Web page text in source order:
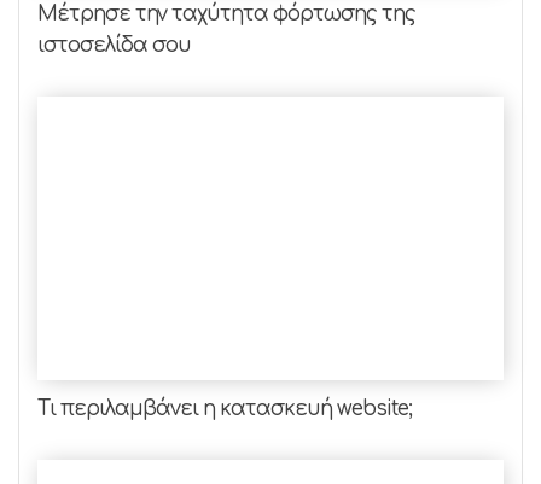
Μέτρησε την ταχύτητα φόρτωσης της
ιστοσελίδα σoυ
Τι περιλαμβάνει η κατασκευή website;